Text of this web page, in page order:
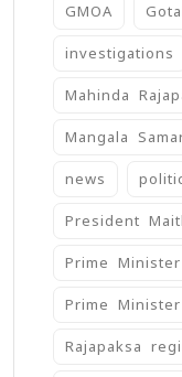
GMOA
investigations
Mahinda
Mangala
news
President
Prime
Prime
Rajapaksa